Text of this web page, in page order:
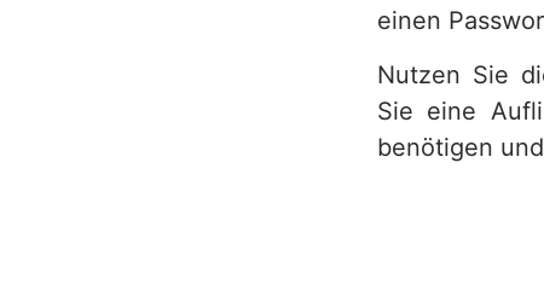
einen
Nutzen Sie
Sie eine
benötigen